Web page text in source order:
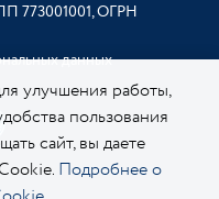
773001001, ОГРН
данных
улучшения работы,
пользования
сайт, вы даете
Подробнее о